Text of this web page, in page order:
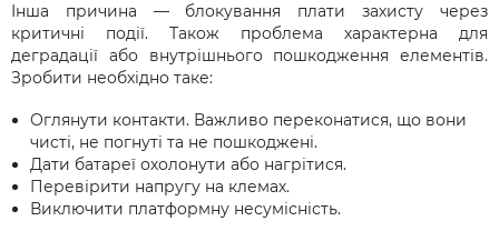
Інша причина — блокування плати захисту через
критичні події. Також проблема характерна для
деградації або внутрішнього пошкодження елементів.
Зробити необхідно таке:
Оглянути контакти. Важливо переконатися, що вони
чисті, не погнуті та не пошкоджені.
Дати батареї охолонути або нагрітися.
Перевірити напругу на клемах.
Виключити платформну несумісність.